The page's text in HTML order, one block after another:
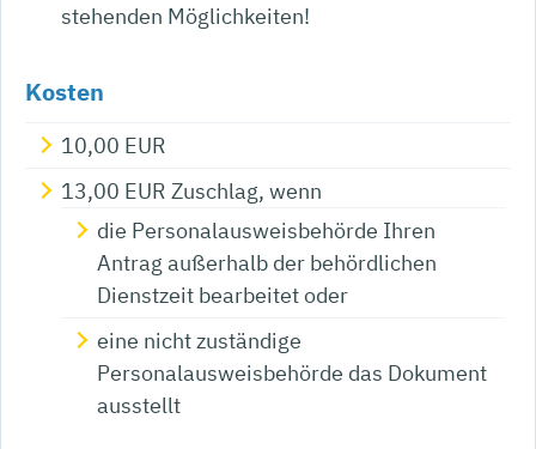
stehenden Möglichkeiten!
Kosten
10,00 EUR
13,00 EUR Zuschlag, wenn
die Personalausweisbehörde Ihren
Antrag außerhalb der behördlichen
Dienstzeit bearbeitet oder
eine nicht zuständige
Personalausweisbehörde das Dokument
ausstellt